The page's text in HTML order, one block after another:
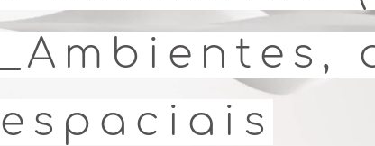
espaciais